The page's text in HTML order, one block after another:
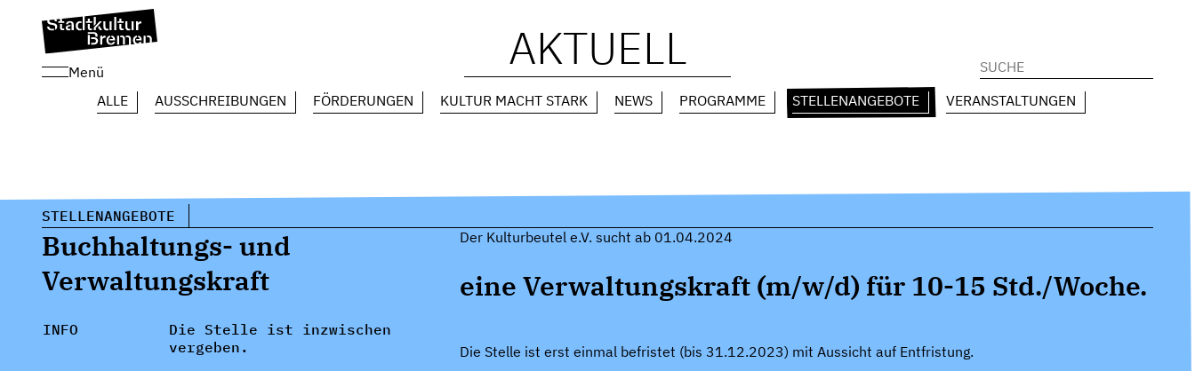
Menü
Suchen
nach:
AKTUELL
ALLE AUSSCHREIBUNGEN FÖRDERUNGEN KULTUR MACHT STARK NEWS PROGRAMME STELLENANGEBOTE VERANSTALTUNGEN
STELLENANGEBOTE
Buchhaltungs- und
Verwaltungskraft
INFO
Die Stelle ist inzwischen
vergeben.
Der Kulturbeutel e.V. sucht ab 01.04.2024
eine Verwaltungskraft (m/w/d) für 10-15 Std./Woche.
Die Stelle ist erst einmal befristet (bis 31.12.2023) mit Aussicht auf Entfristung.